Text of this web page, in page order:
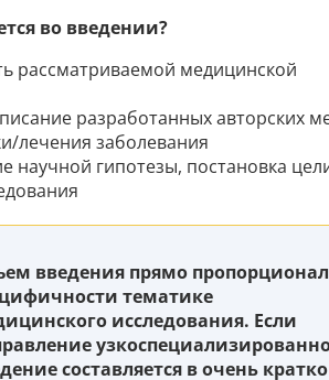
во введении?
рассматриваемой медицинской
разработанных авторских
лечения заболевания
научной гипотезы, постановка
введения прямо
тематике
исследования. Если
составляется в очень